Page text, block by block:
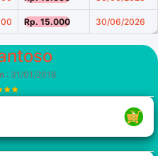
Rp. 15.000 30/06/2026
: 31/01/2016